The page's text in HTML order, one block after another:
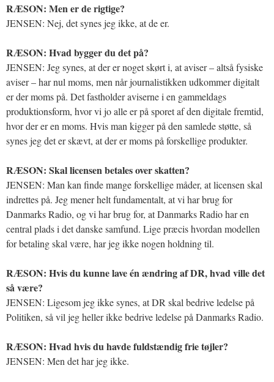
RÆSON: Men er de rigtige?
JENSEN: Nej, det synes jeg ikke, at de er.
RÆSON: Hvad bygger du det på?
JENSEN: Jeg synes, at der er noget skørt i, at aviser – altså fysiske
aviser – har nul moms, men når journalistikken udkommer digitalt
er der moms på. Det fastholder aviserne i en gammeldags
produktionsform, hvor vi jo alle er på sporet af den digitale fremtid,
hvor der er en moms. Hvis man kigger på den samlede støtte, så
synes jeg det er skævt, at der er moms på forskellige produkter.
RÆSON: Skal licensen betales over skatten?
JENSEN: Man kan finde mange forskellige måder, at licensen skal
indrettes på. Jeg mener helt fundamentalt, at vi har brug for
Danmarks Radio, og vi har brug for, at Danmarks Radio har en
central plads i det danske samfund. Lige præcis hvordan modellen
for betaling skal være, har jeg ikke nogen holdning til.
RÆSON: Hvis du kunne lave én ændring af DR, hvad ville det
så være?
JENSEN: Ligesom jeg ikke synes, at DR skal bedrive ledelse på
Politiken, så vil jeg heller ikke bedrive ledelse på Danmarks Radio.
RÆSON: Hvad hvis du havde fuldstændig frie tøjler?
JENSEN: Men det har jeg ikke.